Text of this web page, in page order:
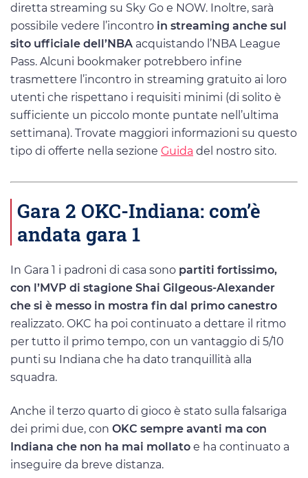
diretta streaming su Sky Go e NOW. Inoltre, sarà
possibile vedere l’incontro in streaming anche sul
sito ufficiale dell’NBA acquistando l’NBA League
Pass. Alcuni bookmaker potrebbero infine
trasmettere l’incontro in streaming gratuito ai loro
utenti che rispettano i requisiti minimi (di solito è
sufficiente un piccolo monte puntate nell’ultima
settimana). Trovate maggiori informazioni su questo
tipo di offerte nella sezione Guida del nostro sito.
Gara 2 OKC-Indiana: com’è
andata gara 1
In Gara 1 i padroni di casa sono partiti fortissimo,
con l’MVP di stagione Shai Gilgeous-Alexander
che si è messo in mostra fin dal primo canestro
realizzato. OKC ha poi continuato a dettare il ritmo
per tutto il primo tempo, con un vantaggio di 5/10
punti su Indiana che ha dato tranquillità alla
squadra.
Anche il terzo quarto di gioco è stato sulla falsariga
dei primi due, con OKC sempre avanti ma con
Indiana che non ha mai mollato e ha continuato a
inseguire da breve distanza.